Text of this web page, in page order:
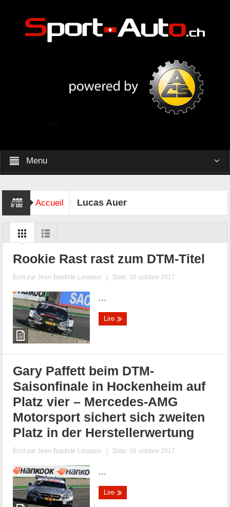
Menu
Accueil Lucas Auer
Rookie Rast rast zum DTM-Titel
Écrit parJean-Baptiste Lassaux | Date: 16 octobre 2017
...
Lire
Gary Paffett beim DTM-
Saisonfinale in Hockenheim auf
Platz vier – Mercedes-AMG
Motorsport sichert sich zweiten
Platz in der Herstellerwertung
Écrit parJean-Baptiste Lassaux | Date: 16 octobre 2017
...
Lire